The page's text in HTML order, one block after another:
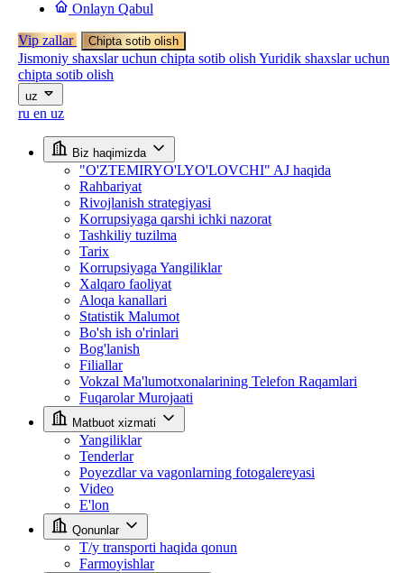
Onlayn Qabul
Vip zallar Chipta sotib olish
Jismoniy shaxslar uchun chipta sotib olish Yuridik shaxslar uchun
chipta sotib olish
uz
ru en uz
Biz haqimizda
"O'ZTEMIRYO'LYO'LOVCHI" AJ haqida
Rahbariyat
Rivojlanish strategiyasi
Korrupsiyaga qarshi ichki nazorat
Tashkiliy tuzilma
Tarix
Korrupsiyaga Yangiliklar
Xalqaro faoliyat
Aloqa kanallari
Statistik Malumot
Bo'sh ish o'rinlari
Bog'lanish
Filiallar
Vokzal Ma'lumotxonalarining Telefon Raqamlari
Fuqarolar Murojaati
Matbuot xizmati
Yangiliklar
Tenderlar
Poyezdlar va vagonlarning fotogalereyasi
Video
E'lon
Qonunlar
T/y transporti haqida qonun
Farmoyishlar